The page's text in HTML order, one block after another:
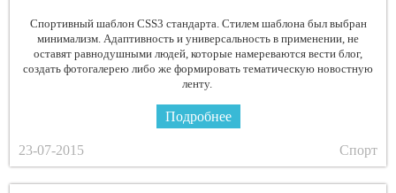
Спортивный шаблон CSS3 стандарта. Стилем шаблона был выбран
минимализм. Адаптивность и универсальность в применении, не
оставят равнодушными людей, которые намереваются вести блог,
создать фотогалерею либо же формировать тематическую новостную
ленту.
Подробнее
23-07-2015 Спорт